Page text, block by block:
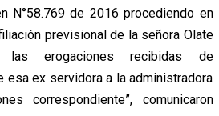
N°58.769 de 2016 procediendo en
previsional de la señora Olate
las erogaciones recibidas de
esa ex servidora a la administradora
correspondiente”, comunicaron